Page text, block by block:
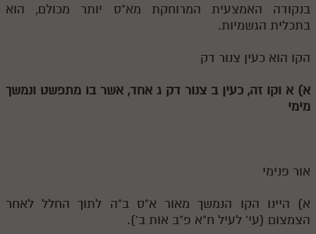
בנקודה האמצעית המרוחקת מא"ס יותר מכולם, הוא
בתכלית הגשמיות.
הקו הוא כעין צנור דק
א) א וקו זה, כעיןב צנור דק גאחד, אשר בו מתפשט ונמשך
מימי
אור פנימי
א) היינו הקו הנמשך מאור א"ס ב"ה לתוך החלל לאחר
הצמצום (עי' לעיל ח"א פ"ב אות ב').